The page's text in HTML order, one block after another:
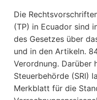
Die
(TP) in Ecuador sind
des Gesetzes über
und in den Artikeln.
Verordnung. Darüber
Steuerbehörde (SRI)
Merkblatt für die